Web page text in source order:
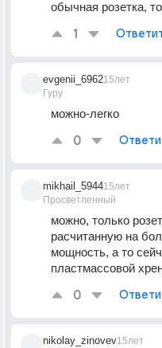
обычная розетка,
1
evgenii_6962
Гуру
15лет
можно-легко
0
mikhail_5944
Просветленный
15лет
можно, только
расчитанную на
мощность, а то
пластмассовой
0
nikolay_zinovev15лет